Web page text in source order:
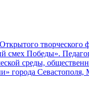
смех Победы».
среды,
города